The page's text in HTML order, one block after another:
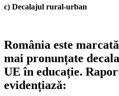
c) Decalajul rural-urban
România este
mai pronunțate
UE în educație.
evidențiază: